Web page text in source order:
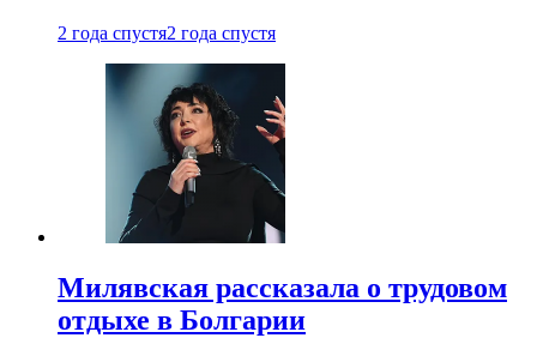
2 года спустя2 года спустя
Милявская рассказала о трудовом
отдыхе в Болгарии